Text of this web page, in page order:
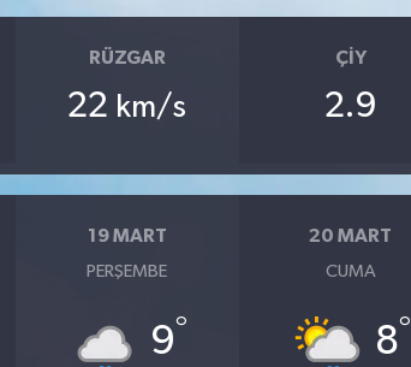
RÜZGAR
22 km/s
ÇIY
2.9
19 MART
PERŞEMBE
9°
20 MART
CUMA
8°